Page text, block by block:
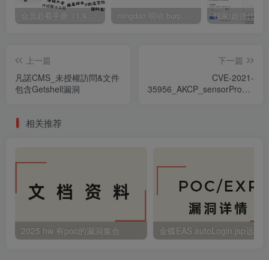
会员必看手册（1.9.0版本 26.4.5更新） mingdon 明动 burp插件0.2.6版本 本地时间校验去除版
上一篇
凡諾CMS_未授權訪問&文件
包含Getshell漏洞
下一篇
CVE-2021-
相关推荐
2025 hw 有poc的漏洞集合